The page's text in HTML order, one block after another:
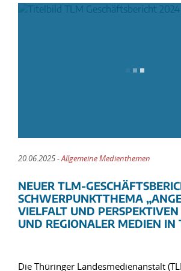
20.06.2025 -Allgemeine Medienthemen
NEUER TLM-
SCHWERPUNKTTHEMA
VIELFALT UND
UND REGIONALER MEDIEN IN
Die Thüringer Landesmedienanstalt